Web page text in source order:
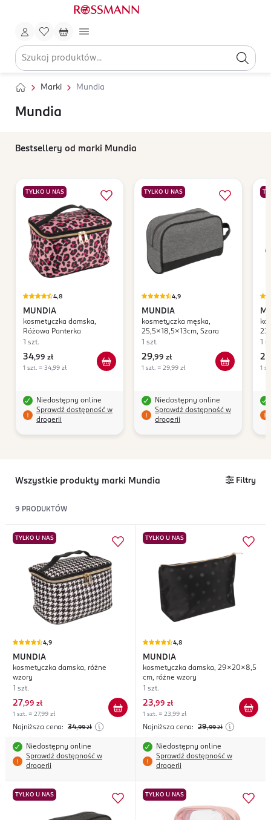
Marki Mundia
Mundia
Bestsellery od marki Mundia
TYLKO U NAS
4,8
MUNDIA
kosmetyczka damska,
Różowa Panterka
1 szt.
34,99 zł
1 szt. = 34,99 zł
Niedostępny online
Sprawdź dostępność w
drogerii
TYLKO U NAS
4,9
MUNDIA
kosmetyczka męska,
25,5x18,5x13cm, Szara
1 szt.
29,99 zł
1 szt. = 29,99 zł
Niedostępny online
Sprawdź dostępność w
drogerii
1
29
1
Wszystkie produkty marki Mundia Filtry
9 PRODUKTÓW
TYLKO U NAS
4,9
MUNDIA
kosmetyczka damska, różne
wzory
1 szt.
27,99 zł
1 szt. = 27,99 zł
Najniższa cena: 34,99 zł
Niedostępny online
Sprawdź dostępność w
drogerii
TYLKO U NAS
4,8
MUNDIA
kosmetyczka damska, 29x20x8,5
cm, różne wzory
1 szt.
23,99 zł
1 szt. = 23,99 zł
Najniższa cena: 29,99 zł
Niedostępny online
Sprawdź dostępność w
drogerii
TYLKO U NAS TYLKO U NAS